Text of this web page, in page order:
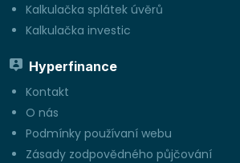
Kalkulačka splátek úvěrů
Kalkulačka investic
Hyperfinance
Kontakt
O nás
Podmínky používaní webu
Zásady zodpovědného půjčování